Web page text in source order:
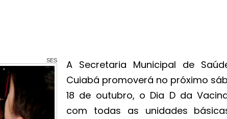
SES
A Secretaria Municipal de
Cuiabá promoverá no próximo
18 de outubro, o Dia D da
com todas as unidades